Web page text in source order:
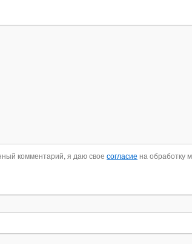
комментарий, я даю свое согласие на обработку